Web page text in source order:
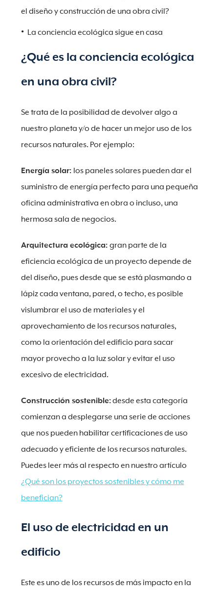
el diseño y construcción de una obra civil?
La conciencia ecológica sigue en casa
¿Qué es la conciencia ecológica
en una obra civil?
Se trata de la posibilidad de devolver algo a
nuestro planeta y/o de hacer un mejor uso de los
recursos naturales. Por ejemplo:
Energía solar: los paneles solares pueden dar el
suministro de energía perfecto para una pequeña
oficina administrativa en obra o incluso, una
hermosa sala de negocios.
Arquitectura ecológica: gran parte de la
eficiencia ecológica de un proyecto depende de
del diseño, pues desde que se está plasmando a
lápiz cada ventana, pared, o techo, es posible
vislumbrar el uso de materiales y el
aprovechamiento de los recursos naturales,
como la orientación del edificio para sacar
mayor provecho a la luz solar y evitar el uso
excesivo de electricidad.
Construcción sostenible:desde esta categoría
comienzan a desplegarse una serie de acciones
que nos pueden habilitar certificaciones de uso
adecuado y eficiente de los recursos naturales.
Puedes leer más al respecto en nuestro artículo
¿Qué son los proyectos sostenibles y cómo me
benefician?
El uso de electricidad en un
edificio
Este es uno de los recursos de más impacto en la